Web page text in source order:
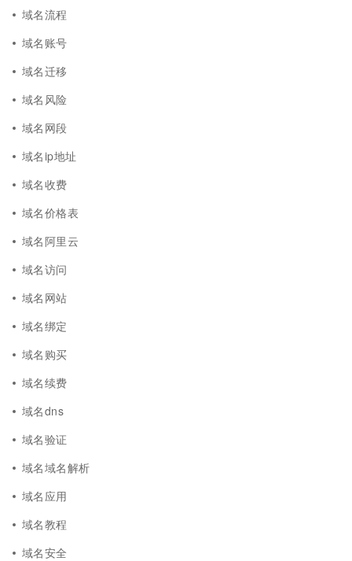
域名流程
域名账号
域名迁移
域名风险
域名网段
域名ip地址
域名收费
域名价格表
域名阿里云
域名访问
域名网站
域名绑定
域名购买
域名续费
域名dns
域名验证
域名域名解析
域名应用
域名教程
域名安全